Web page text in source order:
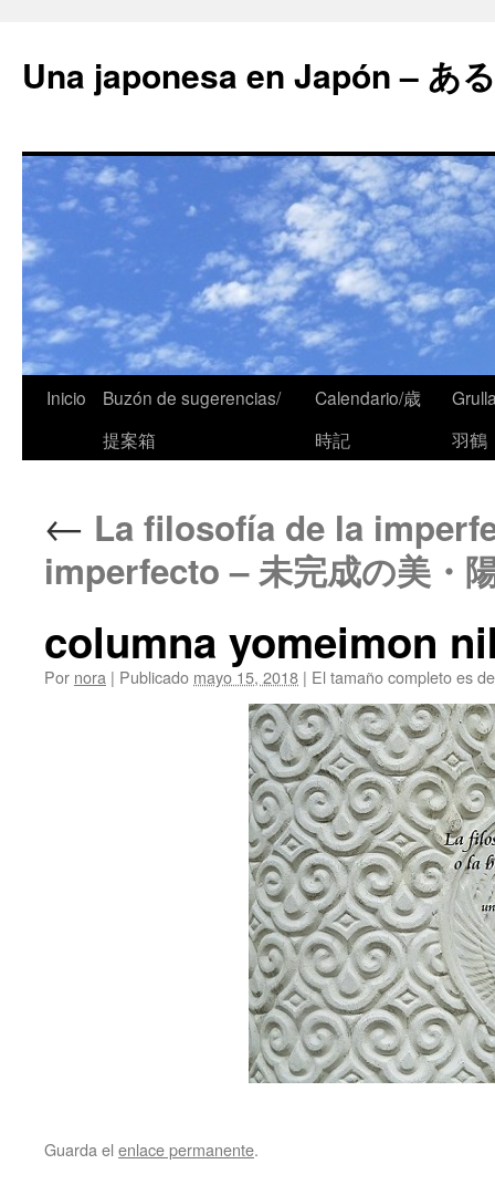
Una japonesa en Japón – あ
Inicio
Buzón de sugerencias/
提案箱
Calendario/歳
時記
羽鶴
← La filosofía de la
imperfecto – 未完成の美・
columna yomeimon
Por nora | Publicado mayo 15, 2018 | El tamaño completo es
Guarda el enlace permanente.